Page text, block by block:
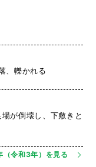
、轢かれる
が倒壊し、下敷きと
令和3年）を見る